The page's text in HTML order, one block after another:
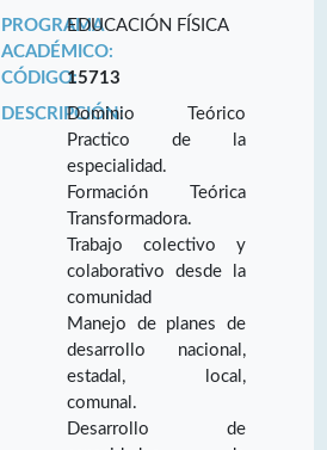
PROGRAMA
ACADÉMICO:
EDUCACIÓN FÍSICA
CÓDIGO:15713
DESCRIPCIÓN:Dominio Teórico
Practico de la
especialidad.
Formación Teórica
Transformadora.
Trabajo colectivo y
colaborativo desde la
comunidad
Manejo de planes de
desarrollo nacional,
estadal, local,
comunal.
Desarrollo de